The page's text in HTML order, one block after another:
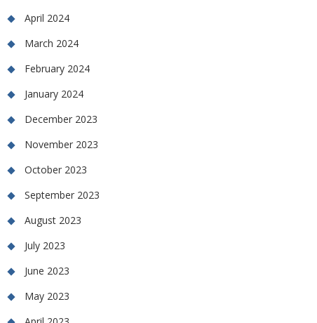
April 2024
March 2024
February 2024
January 2024
December 2023
November 2023
October 2023
September 2023
August 2023
July 2023
June 2023
May 2023